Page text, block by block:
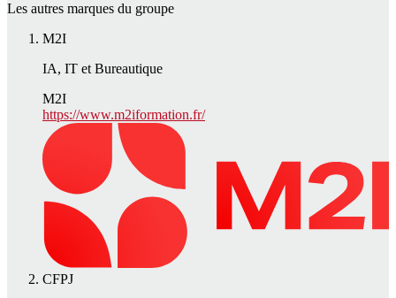
Les autres marques du groupe
M2I
IA, IT et Bureautique
M2I
https://www.m2iformation.fr/
CFPJ